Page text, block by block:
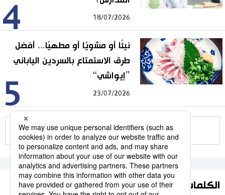
4 18/07/2026
5
نيئًا أو مشويًا أو مطهيًا... أفضل
طرق الاستمتاع بالسردين الياباني
”إيواشي“
23/07/2026
للمزيد
الكلمات الأكثر بحثا